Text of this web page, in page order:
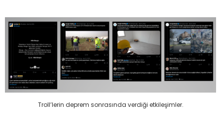
Troll’lerin deprem sonrasında verdiği etkileşimler.